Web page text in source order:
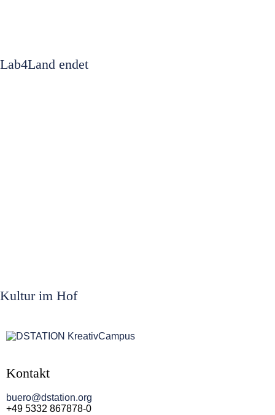
Lab4Land endet
Kultur im Hof
Kontakt
buero@dstation.org
+49 5332 867878-0